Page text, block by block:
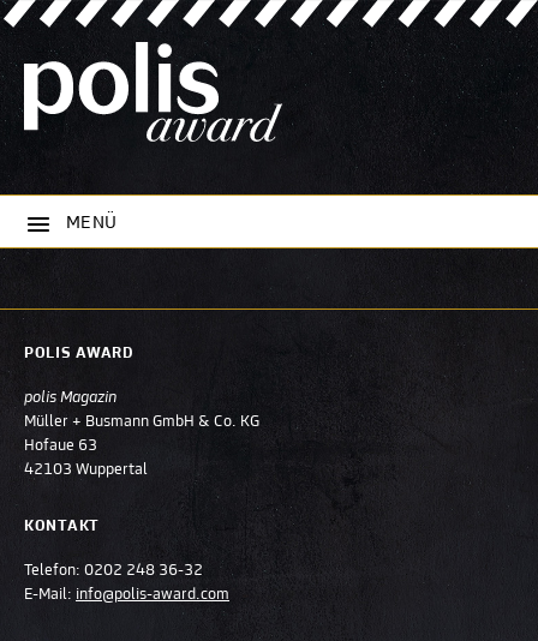
MENÜ
POLIS AWARD
polis Magazin
Müller + Busmann GmbH & Co. KG
Hofaue 63
42103 Wuppertal
KONTAKT
Telefon: 0202 248 36-32
E-Mail: info@polis-award.com